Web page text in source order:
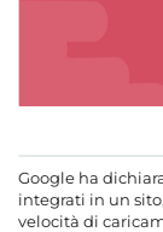
Google ha
integrati in un
velocità di